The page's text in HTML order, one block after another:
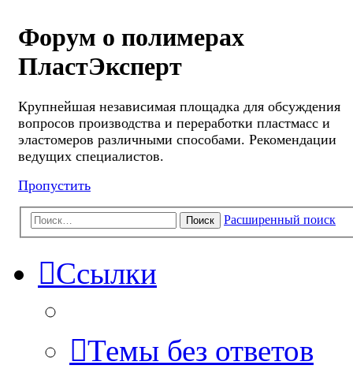
Форум о полимерах
ПластЭксперт
Крупнейшая независимая площадка для обсуждения
вопросов производства и переработки пластмасс и
эластомеров различными способами. Рекомендации
ведущих специалистов.
Пропустить
Поиск Расширенный поиск
Ссылки
Темы без ответов